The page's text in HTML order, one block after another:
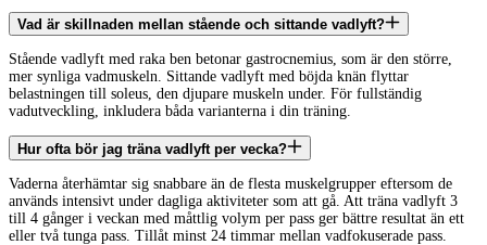
Vad är skillnaden mellan stående och sittande vadlyft?
Stående vadlyft med raka ben betonar gastrocnemius, som är den större,
mer synliga vadmuskeln. Sittande vadlyft med böjda knän flyttar
belastningen till soleus, den djupare muskeln under. För fullständig
vadutveckling, inkludera båda varianterna i din träning.
Hur ofta bör jag träna vadlyft per vecka?
Vaderna återhämtar sig snabbare än de flesta muskelgrupper eftersom de
används intensivt under dagliga aktiviteter som att gå. Att träna vadlyft 3
till 4 gånger i veckan med måttlig volym per pass ger bättre resultat än ett
eller två tunga pass. Tillåt minst 24 timmar mellan vadfokuserade pass.